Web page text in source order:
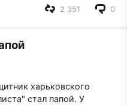
0
2 351
харьковского
стал папой. У